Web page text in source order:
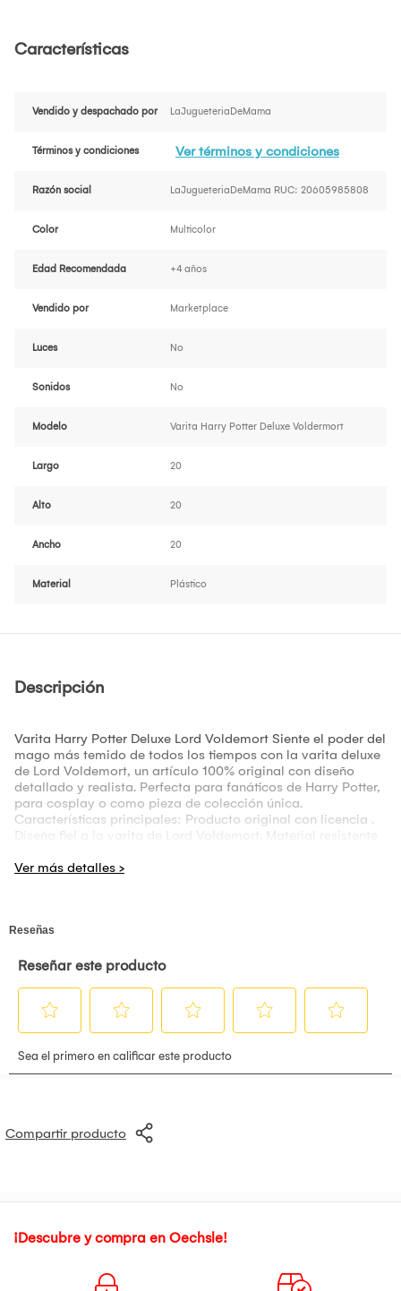
Características
Vendido y despachado por LaJugueteriaDeMama
Términos y condiciones Ver términos y condiciones
Razón social LaJugueteriaDeMama RUC: 20605985808
Color Multicolor
Edad Recomendada +4 años
Vendido por Marketplace
Luces No
Sonidos No
Modelo Varita Harry Potter Deluxe Voldermort
Largo 20
Alto 20
Ancho 20
Material Plástico
Descripción
Varita Harry Potter Deluxe Lord Voldemort Siente el poder del
mago más temido de todos los tiempos con la varita deluxe
de Lord Voldemort, un artículo 100% original con diseño
detallado y realista. Perfecta para fanáticos de Harry Potter,
para cosplay o como pieza de colección única.
Características principales: Producto original con licencia .
Diseño fiel a la varita de Lord Voldemort. Material resistente
Compartir producto
¡Descubre y compra en Oechsle!